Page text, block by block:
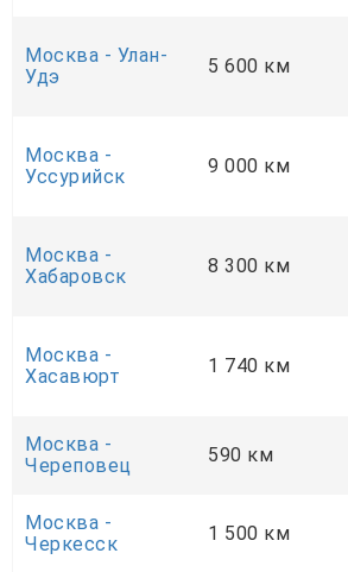
Москва - Улан-
Удэ
5 600 км
Москва -
Уссурийск
9 000 км
Москва -
Хабаровск
8 300 км
Москва -
Хасавюрт
1 740 км
Москва -
Череповец
590 км
Москва -
Черкесск
1 500 км